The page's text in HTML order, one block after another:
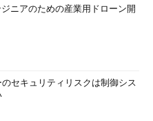
ニアのための産業用ドローン開
セキュリティリスクは制御シス